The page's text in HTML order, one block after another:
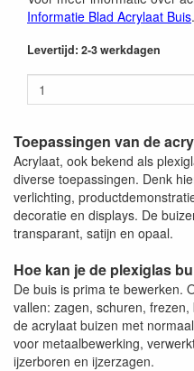
Informatie Blad Acrylaat Buis.
Levertijd: 2-3 werkdagen
Toepassingen van de
Acrylaat, ook bekend als
diverse toepassingen. Denk
verlichting,
decoratie en displays. De
transparant, satijn en opaal.
Hoe kan je de plexiglas
De buis is prima te bewerken.
vallen: zagen, schuren,
de acrylaat buizen met
voor metaalbewerking,
ijzerboren en ijzerzagen.